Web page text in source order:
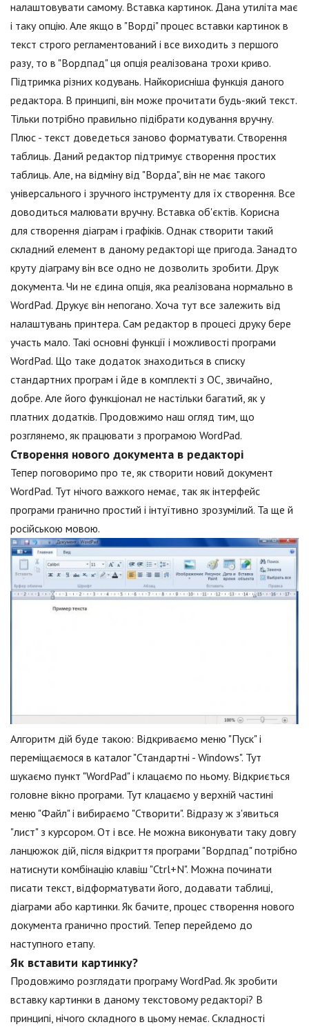
налаштовувати самому. Вставка картинок. Дана утиліта має
і таку опцію. Але якщо в "Ворді" процес вставки картинок в
текст строго регламентований і все виходить з першого
разу, то в "Вордпад" ця опція реалізована трохи криво.
Підтримка різних кодувань. Найкорисніша функція даного
редактора. В принципі, він може прочитати будь-який текст.
Тільки потрібно правильно підібрати кодування вручну.
Плюс - текст доведеться заново форматувати. Створення
таблиць. Даний редактор підтримує створення простих
таблиць. Але, на відміну від "Ворда", він не має такого
універсального і зручного інструменту для їх створення. Все
доводиться малювати вручну. Вставка об'єктів. Корисна
для створення діаграм і графіків. Однак створити такий
складний елемент в даному редакторі ще пригода. Занадто
круту діаграму він все одно не дозволить зробити. Друк
документа. Чи не єдина опція, яка реалізована нормально в
WordPad. Друкує він непогано. Хоча тут все залежить від
налаштувань принтера. Сам редактор в процесі друку бере
участь мало. Такі основні функції і можливості програми
WordPad. Що таке додаток знаходиться в списку
стандартних програм і йде в комплекті з ОС, звичайно,
добре. Але його функціонал не настільки багатий, як у
платних додатків. Продовжимо наш огляд тим, що
розглянемо, як працювати з програмою WordPad.
Створення нового документа в редакторі
Тепер поговоримо про те, як створити новий документ
WordPad. Тут нічого важкого немає, так як інтерфейс
програми гранично простий і інтуїтивно зрозумілий. Та ще й
російською мовою.
Алгоритм дій буде такою: Відкриваємо меню "Пуск" і
переміщаємося в каталог "Стандартні - Windows". Тут
шукаємо пункт "WordPad" і клацаємо по ньому. Відкриється
головне вікно програми. Тут клацаємо у верхній частині
меню "Файл" і вибираємо "Створити". Відразу ж з'явиться
"лист" з курсором. От і все. Не можна виконувати таку довгу
ланцюжок дій, після відкриття програми "Вордпад" потрібно
натиснути комбінацію клавіш "Ctrl+N". Можна починати
писати текст, відформатувати його, додавати таблиці,
діаграми або картинки. Як бачите, процес створення нового
документа гранично простий. Тепер перейдемо до
наступного етапу.
Як вставити картинку?
Продовжимо розглядати програму WordPad. Як зробити
вставку картинки в даному текстовому редакторі? В
принципі, нічого складного в цьому немає. Складності